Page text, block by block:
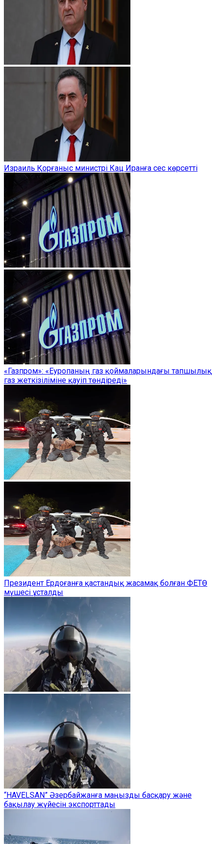
Израиль Қорғаныс министрі Кац Иранға сес көрсетті
«Газпром»: «Еуропаның газ қоймаларындағы тапшылық
газ жеткізіліміне қауіп төндіреді»
Президент Ердоғанға қастандық жасамақ болған ФЕТӨ
мүшесі ұсталды
“HAVELSAN” Әзербайжанға маңызды басқару және
бақылау жүйесін экспорттады